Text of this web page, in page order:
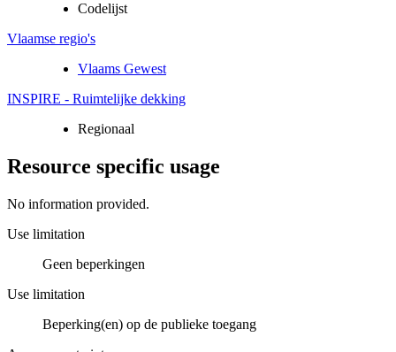
Codelijst
Vlaamse regio's
Vlaams Gewest
INSPIRE - Ruimtelijke dekking
Regionaal
Resource specific usage
No information provided.
Use limitation
Geen beperkingen
Use limitation
Beperking(en) op de publieke toegang